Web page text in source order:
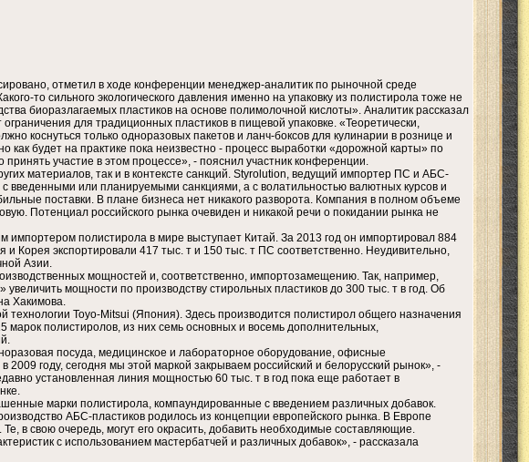
отметил в ходе конференции менеджер-аналитик по рыночной среде
то сильного экологического давления именно на упаковку из полистирола тоже не
биоразлагаемых пластиков на основе полимолочной кислоты». Аналитик рассказал
для традиционных пластиков в пищевой упаковке. «Теоретически,
коснуться только одноразовых пакетов и ланч-боксов для кулинарии в рознице и
как будет на практике пока неизвестно - процесс выработки «дорожной карты» по
участие в этом процессе», - пояснил участник конференции.
материалов, так и в контексте санкций. Styrolution, ведущий импортер ПС и АБС-
с введенными или планируемыми санкциями, а с волатильностью валютных курсов и
поставки. В плане бизнеса нет никакого разворота. Компания в полном объеме
Потенциал российского рынка очевиден и никакой речи о покидании рынка не
полистирола в мире выступает Китай. За 2013 год он импортировал 884
Корея экспортировали 417 тыс. т и 150 тыс. т ПС соответственно. Неудивительно,
Азии.
мощностей и, соответственно, импортозамещению. Так, например,
мощности по производству стирольных пластиков до 300 тыс. т в год. Об
Хакимова.
Toyo-Mitsui (Япония). Здесь производится полистирол общего назначения
полистиролов, из них семь основных и восемь дополнительных,
посуда, медицинское и лабораторное оборудование, офисные
году, сегодня мы этой маркой закрываем российский и белорусский рынок», -
установленная линия мощностью 60 тыс. т в год пока еще работает в
марки полистирола, компаундированные с введением различных добавок.
АБС-пластиков родилось из концепции европейского рынка. В Европе
в свою очередь, могут его окрасить, добавить необходимые составляющие.
с использованием мастербатчей и различных добавок», - рассказала